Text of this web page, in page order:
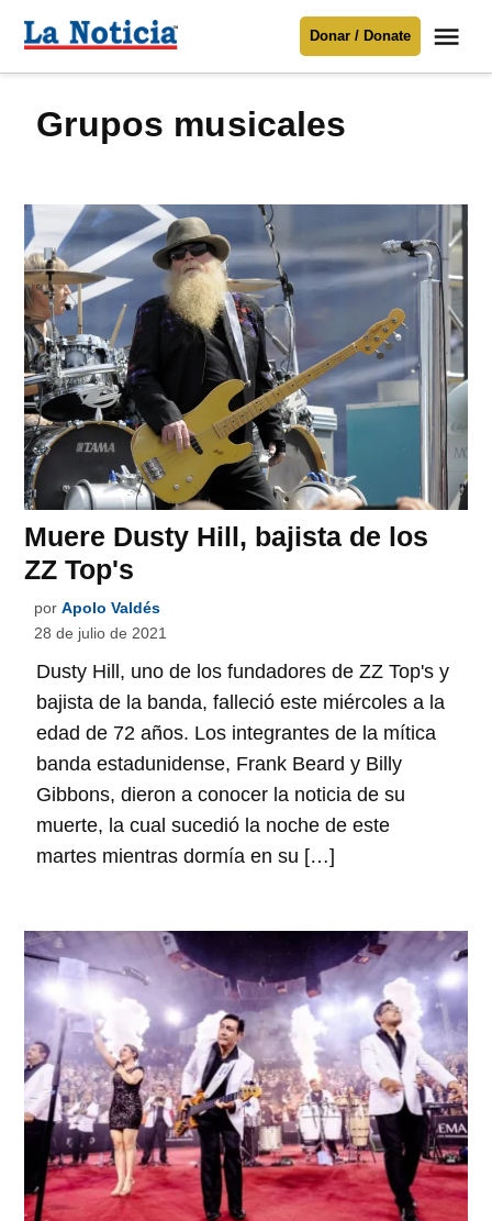
Para mantenerte informado necesitamos
contenido
Noticia
Donar / Donate
Grupos musicales
Muere Dusty Hill, bajista de los
ZZ Top's
por Apolo Valdés
28 de julio de 2021
Dusty Hill, uno de los fundadores de ZZ Top's y
bajista de la banda, falleció este miércoles a la
edad de 72 años. Los integrantes de la mítica
banda estadunidense, Frank Beard y Billy
Gibbons, dieron a conocer la noticia de su
muerte, la cual sucedió la noche de este
martes mientras dormía en su […]